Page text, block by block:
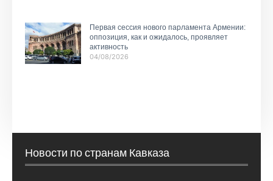
Первая сессия нового парламента Армении:
оппозиция, как и ожидалось, проявляет
активность
04/08/2026
Новости по странам Кавказа